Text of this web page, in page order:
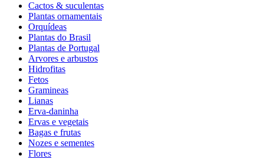
Cactos & suculentas
Plantas ornamentais
Orquídeas
Plantas do Brasil
Plantas de Portugal
Arvores e arbustos
Hidrofitas
Fetos
Gramineas
Lianas
Erva-daninha
Ervas e vegetais
Bagas e frutas
Nozes e sementes
Flores